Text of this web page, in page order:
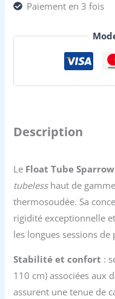
Paiement en 3 fois
Description
Le Float Tube
tubelesshaut de
thermosoudée. Sa
rigidité exceptionnelle
les longues sessions de
Stabilité et confort :
110 cm) associées aux
assurent une tenue de